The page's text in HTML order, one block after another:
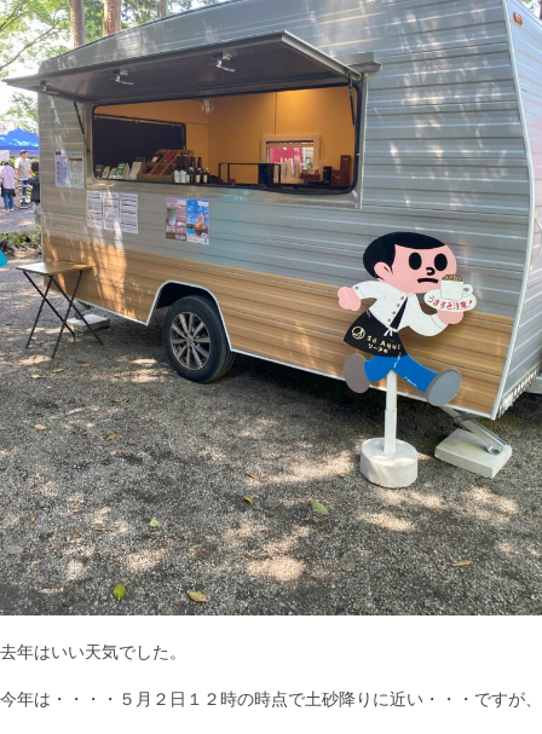
去年はいい天気でした。
今年は・・・・５月２日１２時の時点で土砂降りに近い・・・ですが、